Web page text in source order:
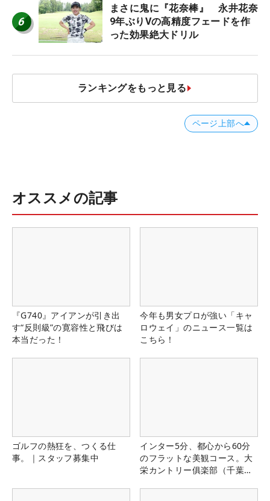
6
まさに鬼に『花奈棒』 永井花奈
9年ぶりVの高精度フェードを作
った効果絶大ドリル
ランキングをもっと見る
ページ上部へ
オススメの記事
『G740』アイアンが引き出
す“反則級”の寛容性と飛びは
本当だった！
今年も男女プロが強い「キャ
ロウェイ」のニュース一覧は
こちら！
ゴルフの熱狂を、つくる仕
事。｜スタッフ募集中
インター5分、都心から60分
のフラットな美観コース。大
栄カントリー俱楽部（千葉